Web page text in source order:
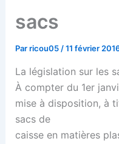
sacs
Parricou05 /11 février
La législation sur les
À compter du 1er
mise à disposition, à
sacs de
caisse en matières